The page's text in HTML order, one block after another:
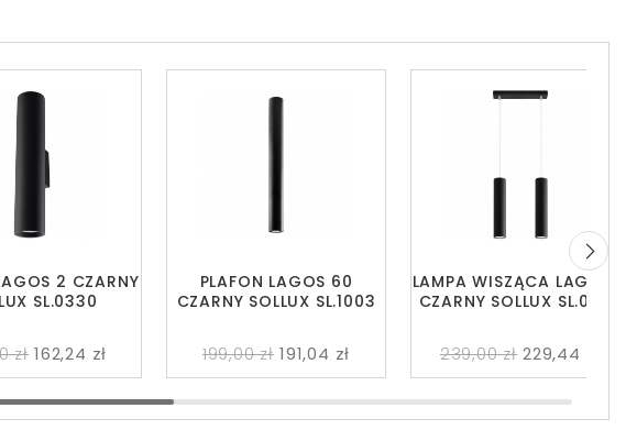
LAMPA WISZĄCA LAGOS
CZARNY SOLLUX SL.0328
239,00 zł 229,44 zł
2 CZARNY
SL.0330
zł 162,24 zł
PLAFON LAGOS 60
CZARNY SOLLUX SL.1003
199,00 zł 191,04 zł